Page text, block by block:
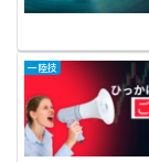
一陸技